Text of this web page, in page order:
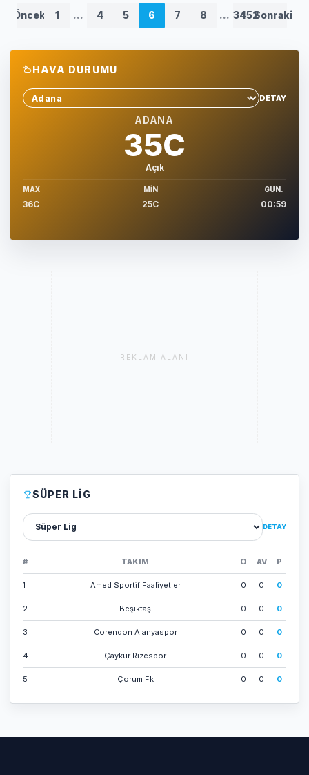
Adliyede hareketli dakikalar! Polis ekipleri
Önceki 1 ... 4 5 6 7 8 ... 3452Sonraki
HAVA DURUMU
Sehir sec
DETAY
ADANA
35C
Açık
MAX
36C
MIN
25C
GUN.
00:59
REKLAM ALANI
SÜPER LIG
Lig sec DETAY
# TAKIM O AV P
1 Amed Sporti̇f Faali̇yetler 0 0 0
2 Beşi̇ktaş 0 0 0
3 Corendon Alanyaspor 0 0 0
4 Çaykur Ri̇zespor 0 0 0
5 Çorum Fk 0 0 0